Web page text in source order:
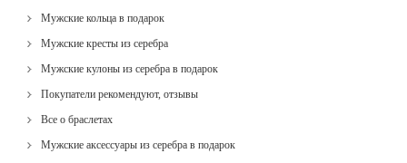
Мужские кольца в подарок
Мужские кресты из серебра
Мужские кулоны из серебра в подарок
Покупатели рекомендуют, отзывы
Все о браслетах
Мужские аксессуары из серебра в подарок